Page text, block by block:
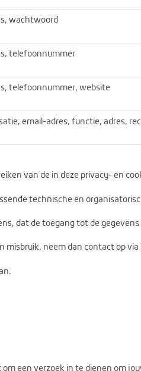
wachtwoord
telefoonnummer
telefoonnummer, website
email-adres, functie, adres,
van de in deze privacy- en
technische en
dat de toegang tot de
misbruik, neem dan contact op
een verzoek in te dienen om